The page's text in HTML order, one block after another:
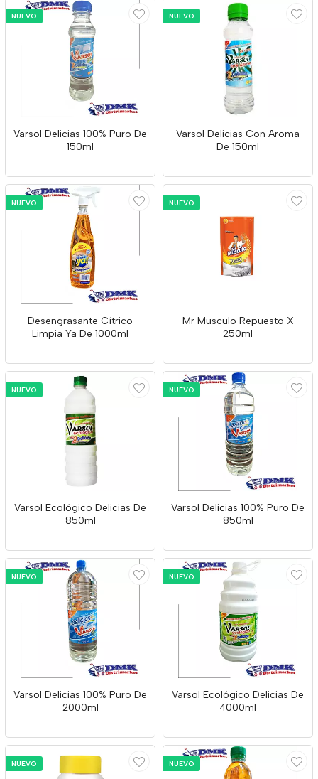
NUEVO
Varsol Delicias 100% Puro De
150ml
NUEVO
Varsol Delicias Con Aroma
De 150ml
NUEVO
Desengrasante Cítrico
Limpia Ya De 1000ml
NUEVO
Mr Musculo Repuesto X
250ml
NUEVO
Varsol Ecológico Delicias De
850ml
NUEVO
Varsol Delicias 100% Puro De
850ml
NUEVO
Varsol Delicias 100% Puro De
2000ml
NUEVO
Varsol Ecológico Delicias De
4000ml
NUEVO NUEVO